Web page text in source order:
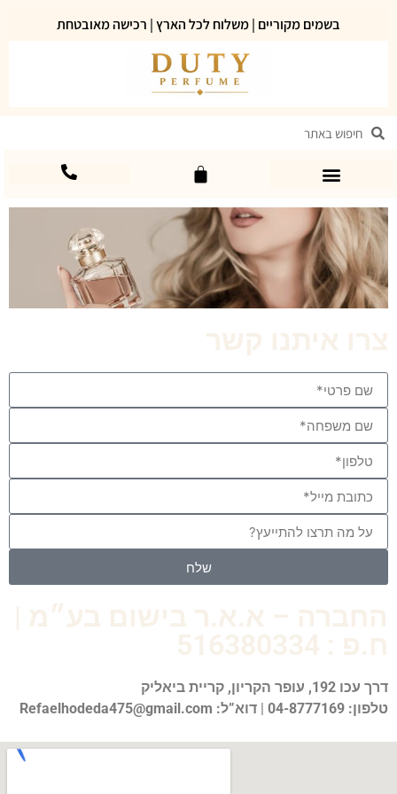
בשמים מקוריים | משלוח לכל הארץ | רכישה מאובטחת
שלח
דרך עכו 192, עופר הקריון, קריית
ביאליק
טלפון: 04-8777169
דוא”ל: Refaelhodeda475@gmail.com